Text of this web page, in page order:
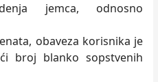
jemca, odnosno
obaveza korisnika je
broj blanko sopstvenih